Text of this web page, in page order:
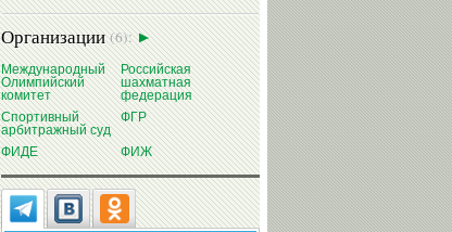
Организации(6):
Международный
Олимпийский
комитет
Российская
шахматная
федерация
Спортивный
арбитражный суд
ФГР
ФИДЕ ФИЖ